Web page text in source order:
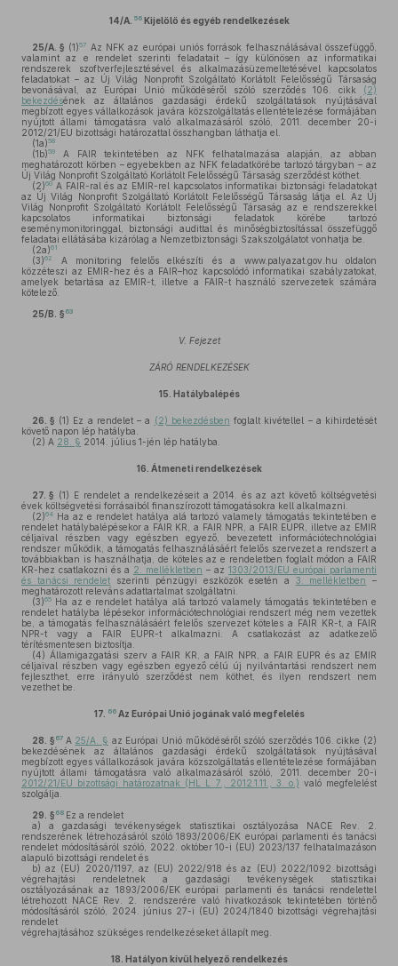
14/A. 56Kijelölő és egyéb rendelkezések
25/A. § (1)57 Az NFK az európai uniós források felhasználásával összefüggő,
valamint az e rendelet szerinti feladatait – így különösen az informatikai
rendszerek szoftverfejlesztésével és alkalmazásüzemeltetésével kapcsolatos
feladatokat – az Új Világ Nonprofit Szolgáltató Korlátolt Felelősségű Társaság
bevonásával, az Európai Unió működéséről szóló szerződés 106. cikk (2)
bekezdésének az általános gazdasági érdekű szolgáltatások nyújtásával
megbízott egyes vállalkozások javára közszolgáltatás ellentételezése formájában
nyújtott állami támogatásra való alkalmazásáról szóló, 2011. december 20-i
2012/21/EU bizottsági határozattal összhangban láthatja el.
(1a)58
(1b)59
A FAIR tekintetében az NFK felhatalmazása alapján, az abban
meghatározott körben – egyebekben az NFK feladatkörébe tartozó tárgyban – az
Új Világ Nonprofit Szolgáltató Korlátolt Felelősségű Társaság szerződést köthet.
(2)60 A FAIR-ral és az EMIR-rel kapcsolatos informatikai biztonsági feladatokat
az Új Világ Nonprofit Szolgáltató Korlátolt Felelősségű Társaság látja el. Az Új
Világ Nonprofit Szolgáltató Korlátolt Felelősségű Társaság az e rendszerekkel
kapcsolatos informatikai biztonsági feladatok körébe tartozó
eseménymonitoringgal, biztonsági audittal és minőségbiztosítással összefüggő
feladatai ellátásába kizárólag a Nemzetbiztonsági Szakszolgálatot vonhatja be.
(2a)61
(3)62
A monitoring felelős elkészíti és a www.palyazat.gov.hu oldalon
közzéteszi az EMIR-hez és a FAIR–hoz kapcsolódó informatikai szabályzatokat,
amelyek betartása az EMIR-t, illetve a FAIR-t használó szervezetek számára
kötelező.
25/B. § 63
V. Fejezet
ZÁRÓ RENDELKEZÉSEK
15. Hatálybalépés
26. § (1) Ez a rendelet – a (2) bekezdésben foglalt kivétellel – a kihirdetését
követő napon lép hatályba.
(2) A 28. § 2014. július 1-jén lép hatályba.
16. Átmeneti rendelkezések
27. § (1) E rendelet a rendelkezéseit a 2014. és az azt követő költségvetési
évek költségvetési forrásaiból finanszírozott támogatásokra kell alkalmazni.
(2)64 Ha az e rendelet hatálya alá tartozó valamely támogatás tekintetében e
rendelet hatálybalépésekor a FAIR KR, a FAIR NPR, a FAIR EUPR, illetve az EMIR
céljaival részben vagy egészben egyező, bevezetett információtechnológiai
rendszer működik, a támogatás felhasználásáért felelős szervezet a rendszert a
továbbiakban is használhatja, de köteles az e rendeletben foglalt módon a FAIR
KR-hez csatlakozni és a 2. mellékletben – az 1303/2013/EU európai parlamenti
és tanácsi rendelet szerinti pénzügyi eszközök esetén a 3. mellékletben
–
meghatározott releváns adattartalmat szolgáltatni.
(3)65 Ha az e rendelet hatálya alá tartozó valamely támogatás tekintetében e
rendelet hatályba lépésekor információtechnológiai rendszert még nem vezettek
be, a támogatás felhasználásáért felelős szervezet köteles a FAIR KR-t, a FAIR
NPR-t vagy a FAIR EUPR-t alkalmazni. A csatlakozást az adatkezelő
térítésmentesen biztosítja.
(4) Államigazgatási szerv a FAIR KR, a FAIR NPR, a FAIR EUPR és az EMIR
céljaival részben vagy egészben egyező célú új nyilvántartási rendszert nem
fejleszthet, erre irányuló szerződést nem köthet, és ilyen rendszert nem
vezethet be.
17. 66Az Európai Unió jogának való megfelelés
28. § 67 A 25/A. § az Európai Unió működéséről szóló szerződés 106. cikke (2)
bekezdésének az általános gazdasági érdekű szolgáltatások nyújtásával
megbízott egyes vállalkozások javára közszolgáltatás ellentételezése formájában
nyújtott állami támogatásra való alkalmazásáról szóló, 2011. december 20-i
2012/21/EU bizottsági határozatnak (HL L 7., 2012.1.11., 3. o.) való megfelelést
szolgálja.
29. § 68 Ez a rendelet
a) a gazdasági tevékenységek statisztikai osztályozása NACE Rev. 2.
rendszerének létrehozásáról szóló 1893/2006/EK európai parlamenti és tanácsi
rendelet módosításáról szóló, 2022. október 10-i (EU) 2023/137 felhatalmazáson
alapuló bizottsági rendelet és
b) az (EU) 2020/1197, az (EU) 2022/918 és az (EU) 2022/1092 bizottsági
végrehajtási rendeletnek a gazdasági tevékenységek statisztikai
osztályozásának az 1893/2006/EK európai parlamenti és tanácsi rendelettel
létrehozott NACE Rev. 2. rendszerére való hivatkozások tekintetében történő
módosításáról szóló, 2024. június 27-i (EU) 2024/1840 bizottsági végrehajtási
rendelet
végrehajtásához szükséges rendelkezéseket állapít meg.
18. Hatályon kívül helyező rendelkezés